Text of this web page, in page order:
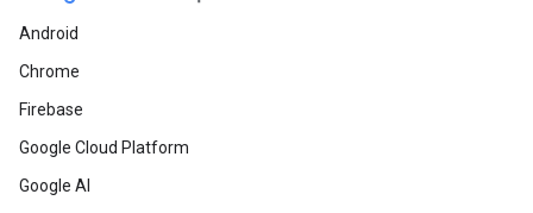
Android
Chrome
Firebase
Google Cloud Platform
Google AI